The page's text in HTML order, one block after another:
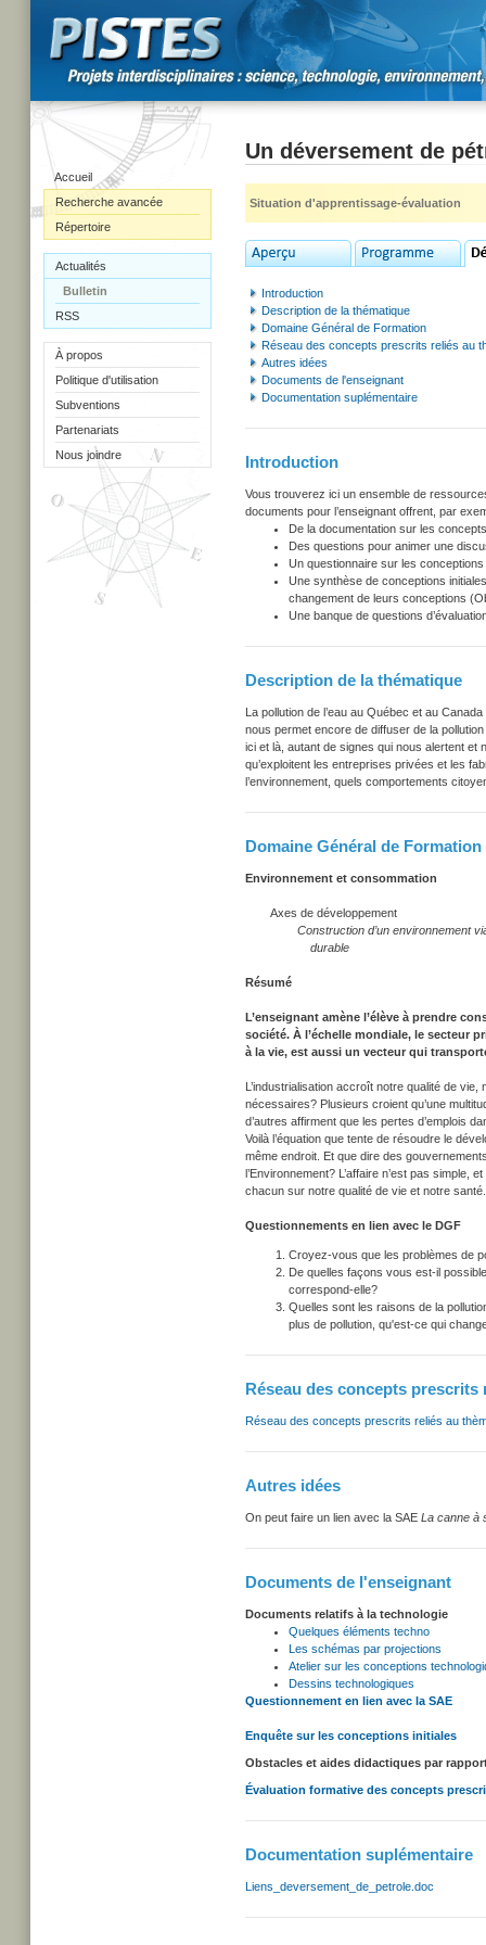
Accueil
Recherche avancée
Répertoire
Actualités
Bulletin
RSS
À propos
Politique d'utilisation
Subventions
Partenariats
Nous joindre
Un déversement de
Situation d'apprentissage-évaluation
Introduction
Description de la thématique
Domaine Général de Formation
Réseau des concepts prescrits reliés au
Autres idées
Documents de l'enseignant
Documentation suplémentaire
Introduction
Vous trouverez ici un ensemble de
documents pour l’enseignant offrent, par
De la documentation sur les
Des questions pour animer une
Un questionnaire sur les
Une synthèse de conceptions
changement de leurs conceptions
Une banque de questions
Description de la thématique
La pollution de l’eau au Québec et au
nous permet encore de diffuser de la
ici et là, autant de signes qui nous alertent et
qu’exploitent les entreprises privées et les
l’environnement, quels comportements
Domaine Général de Formation
Environnement et consommation
Axes de développement
Construction d’un environnement
durable
Résumé
L’enseignant amène l’élève à prendre
société. À l’échelle mondiale, le secteur
à la vie, est aussi un vecteur qui
L’industrialisation accroît notre qualité de
nécessaires? Plusieurs croient qu’une
d’autres affirment que les pertes d’emplois
Voilà l’équation que tente de résoudre le
même endroit. Et que dire des
l’Environnement? L’affaire n’est pas simple,
chacun sur notre qualité de vie et notre santé.
Questionnements en lien avec le DGF
Croyez-vous que les problèmes de
De quelles façons vous est-il
correspond-elle?
Quelles sont les raisons de la
plus de pollution, qu'est-ce qui
Réseau des concepts prescrits
Réseau des concepts prescrits reliés au
Autres idées
On peut faire un lien avec la SAE La canne à
Documents de l'enseignant
Documents relatifs à la technologie
Quelques éléments techno
Les schémas par projections
Atelier sur les conceptions
Dessins technologiques
Questionnement en lien avec la SAE
Enquête sur les conceptions initiales
Obstacles et aides didactiques par
Évaluation formative des concepts
Documentation suplémentaire
Liens_deversement_de_petrole.doc